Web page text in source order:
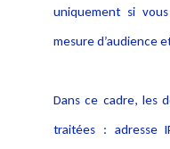
Politique de protection
données
uniquement si
mesure d’audience
Dans ce cadre, les
traitées : adresse